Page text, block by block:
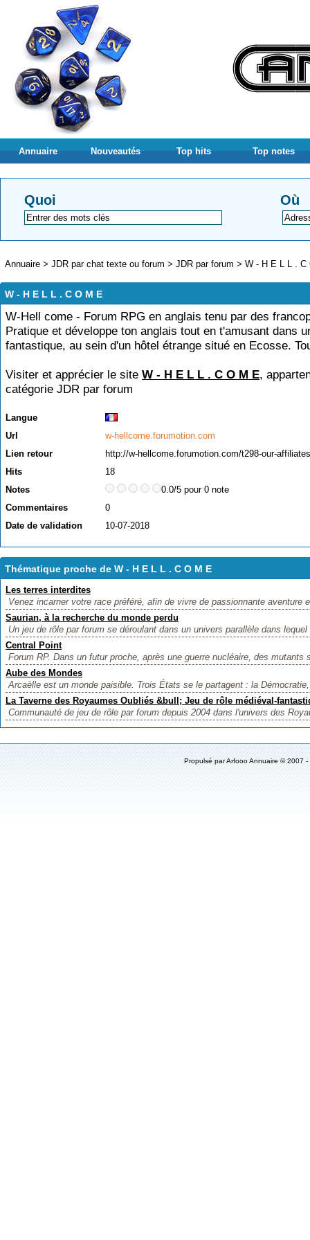
Annuaire Nouveautés Top hits Top notes
Quoi Où
Annuaire > JDR par chat texte ou forum > JDR par forum > W - H E L L . C
W - H E L L . C O M E
W-Hell come - Forum RPG en anglais tenu par des
Pratique et développe ton anglais tout en t'amusant dans
fantastique, au sein d'un hôtel étrange situé en Ecosse.
Visiter et apprécier le site W - H E L L . C O M E,
catégorie JDR par forum
Langue
Url
w-hellcome.forumotion.com
Lien retour
http://w-hellcome.forumotion.com/t298-our-affiliates
Hits
18
Notes
0.0/5 pour 0 note
Commentaires
0
Date de validation
10-07-2018
Thématique proche de W - H E L L . C O M E
Les terres interdites
Venez incarner votre race préféré, afin de vivre de passionnante aventure
Saurian, à la recherche du monde perdu
Un jeu de rôle par forum se déroulant dans un univers parallèle dans
Central Point
Forum RP. Dans un futur proche, après une guerre nucléaire, des mutants
Aube des Mondes
Arcaëlle est un monde paisible. Trois États se le partagent : la
La Taverne des Royaumes Oubliés &bull; Jeu de rôle médiéval-
Communauté de jeu de rôle par forum depuis 2004 dans l'univers des
Propulsé parArfooo Annuaire © 2007